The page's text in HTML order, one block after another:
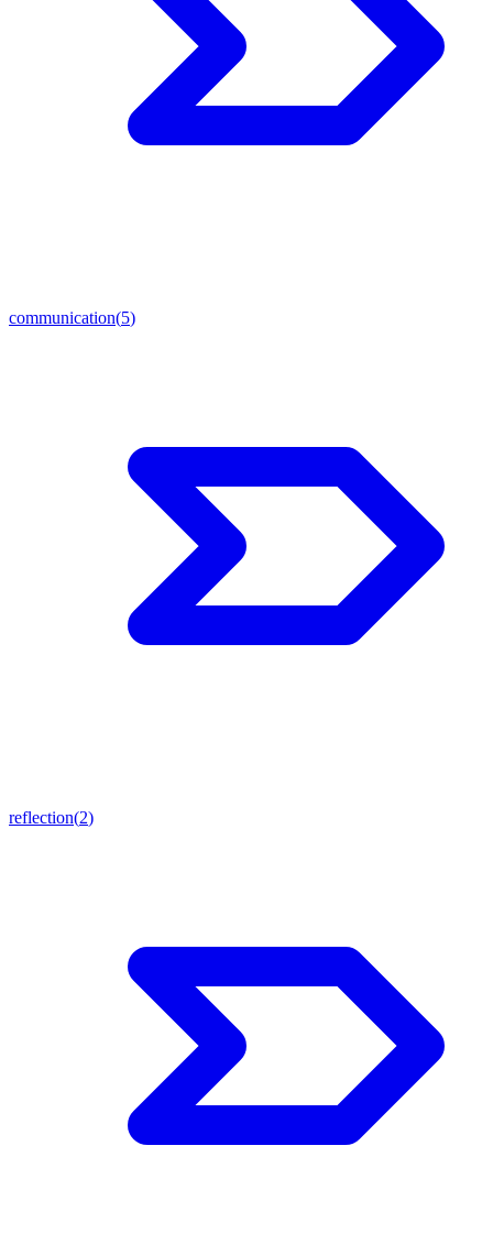
communication(5)
reflection(2)